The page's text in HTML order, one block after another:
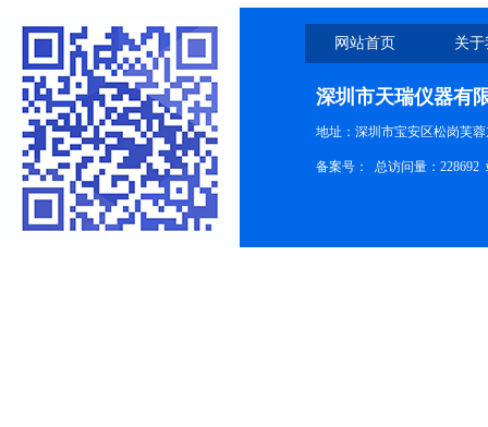
网站首页 关
深圳市天瑞仪器有
地址：深圳市宝安区松岗芙
备案号： 总访问量：228692